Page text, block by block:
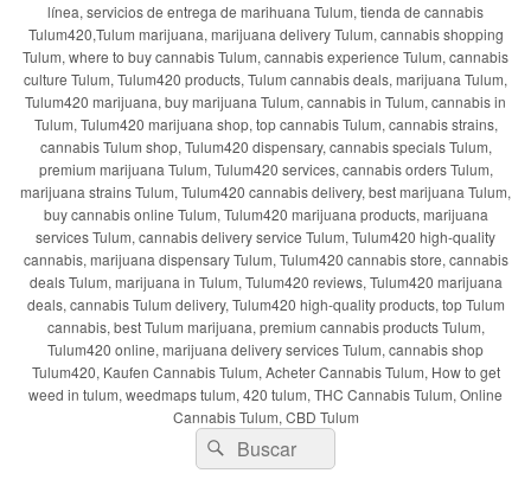
línea, servicios de entrega de marihuana Tulum, tienda de cannabis
Tulum420,Tulum marijuana, marijuana delivery Tulum, cannabis shopping
Tulum, where to buy cannabis Tulum, cannabis experience Tulum, cannabis
culture Tulum, Tulum420 products, Tulum cannabis deals, marijuana Tulum,
Tulum420 marijuana, buy marijuana Tulum, cannabis in Tulum, cannabis in
Tulum, Tulum420 marijuana shop, top cannabis Tulum, cannabis strains,
cannabis Tulum shop, Tulum420 dispensary, cannabis specials Tulum,
premium marijuana Tulum, Tulum420 services, cannabis orders Tulum,
marijuana strains Tulum, Tulum420 cannabis delivery, best marijuana Tulum,
buy cannabis online Tulum, Tulum420 marijuana products, marijuana
services Tulum, cannabis delivery service Tulum, Tulum420 high-quality
cannabis, marijuana dispensary Tulum, Tulum420 cannabis store, cannabis
deals Tulum, marijuana in Tulum, Tulum420 reviews, Tulum420 marijuana
deals, cannabis Tulum delivery, Tulum420 high-quality products, top Tulum
cannabis, best Tulum marijuana, premium cannabis products Tulum,
Tulum420 online, marijuana delivery services Tulum, cannabis shop
Tulum420, Kaufen Cannabis Tulum, Acheter Cannabis Tulum, How to get
weed in tulum, weedmaps tulum, 420 tulum, THC Cannabis Tulum, Online
Cannabis Tulum, CBD Tulum
Buscar
por:
Buscar